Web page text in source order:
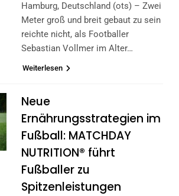
Hamburg, Deutschland (ots) – Zwei
Meter groß und breit gebaut zu sein
reichte nicht, als Footballer
Sebastian Vollmer im Alter…
Weiterlesen
Neue
Ernährungsstrategien im
Fußball: MATCHDAY
NUTRITION® führt
Fußballer zu
Spitzenleistungen